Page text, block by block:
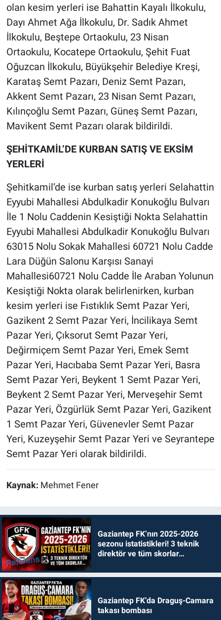
olan kesim yerleri ise Bahattin Kayalı İlkokulu,
Dayı Ahmet Ağa İlkokulu, Dr. Sadık Ahmet
İlkokulu, Beştepe Ortaokulu, 23 Nisan
Ortaokulu, Kocatepe Ortaokulu, Şehit Fuat
Oğuzcan İlkokulu, Büyükşehir Belediye Kreşi,
Karataş Semt Pazarı, Deniz Semt Pazarı,
Akkent Semt Pazarı, 23 Nisan Semt Pazarı,
Kılınçoğlu Semt Pazarı, Güneş Semt Pazarı,
Mavikent Semt Pazarı olarak bildirildi.
ŞEHİTKAMİL’DE KURBAN SATIŞ VE EKSİM
YERLERİ
Şehitkamil’de ise kurban satış yerleri Selahattin
Eyyubi Mahallesi Abdulkadir Konukoğlu Bulvarı
İle 1 Nolu Caddenin Kesiştiği Nokta Selahattin
Eyyubi Mahallesi Abdulkadir Konukoğlu Bulvarı
63015 Nolu Sokak Mahallesi 60721 Nolu Cadde
Lara Düğün Salonu Karşısı Sanayi
Mahallesi60721 Nolu Cadde İle Araban Yolunun
Kesiştiği Nokta olarak belirlenirken, kurban
kesim yerleri ise Fıstıklık Semt Pazar Yeri,
Gazikent 2 Semt Pazar Yeri, İncilikaya Semt
Pazar Yeri, Çıksorut Semt Pazar Yeri,
Değirmiçem Semt Pazar Yeri, Emek Semt
Pazar Yeri, Hacıbaba Semt Pazar Yeri, Basra
Semt Pazar Yeri, Beykent 1 Semt Pazar Yeri,
Beykent 2 Semt Pazar Yeri, Merveşehir Semt
Pazar Yeri, Özgürlük Semt Pazar Yeri, Gazikent
1 Semt Pazar Yeri, Güvenevler Semt Pazar
Yeri, Kuzeyşehir Semt Pazar Yeri ve Seyrantepe
Semt Pazar Yeri olarak bildirildi.
Kaynak: Mehmet Fener
Gaziantep FK’nın 2025-2026
sezonu istatistikleri! 3 teknik
direktör ve tüm skorlar…
Gaziantep FK’da Draguş-Camara
takası bombası